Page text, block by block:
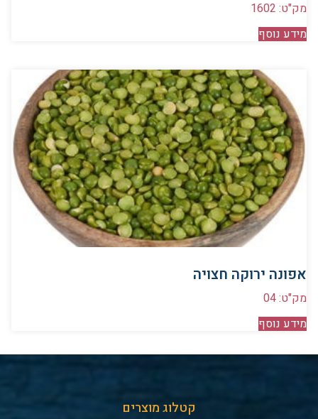
מק"ט: 1602
מידע נוסף
אפונה ירוקה חצויה
מק"ט: 04
מידע נוסף
קטלוג מוצרים